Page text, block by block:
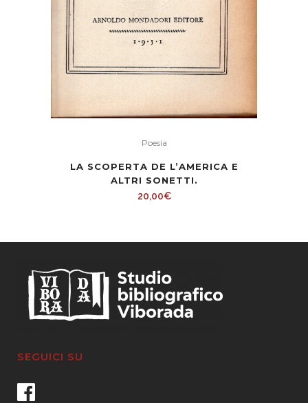
Poesia
LA SCOPERTA DE L’AMERICA E
ALTRI SONETTI.
20,00€
SEGUICI SU